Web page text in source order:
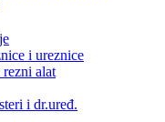
i ureznice
alat
i dr.uređ.